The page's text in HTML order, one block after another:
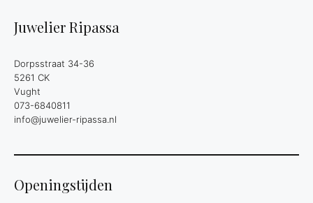
Juwelier Ripassa
Dorpsstraat 34-36
5261 CK
Vught
073-6840811
info@juwelier-ripassa.nl
Openingstijden